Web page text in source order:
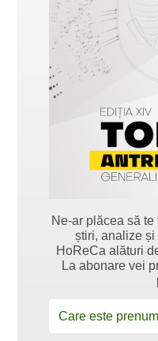
Ne-ar plăcea să
știri, analize
HoReCa alături
La abonare vei